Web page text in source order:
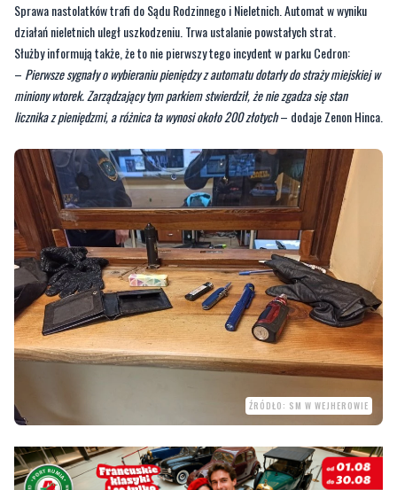
ŹRÓDŁO: SM W WEJHEROWIE
Sprawa nastolatków trafi do Sądu Rodzinnego i Nieletnich. Automat w wyniku
działań nieletnich uległ uszkodzeniu. Trwa ustalanie powstałych strat.
Służby informują także, że to nie pierwszy tego incydent w parku Cedron:
miniony wtorek. Zarządzający tym parkiem stwierdził, że nie zgadza się stan
licznika z pieniędzmi, a różnica ta wynosi około 200 złotych– dodaje Zenon Hinca.
ŹRÓDŁO: SM W WEJHEROWIE